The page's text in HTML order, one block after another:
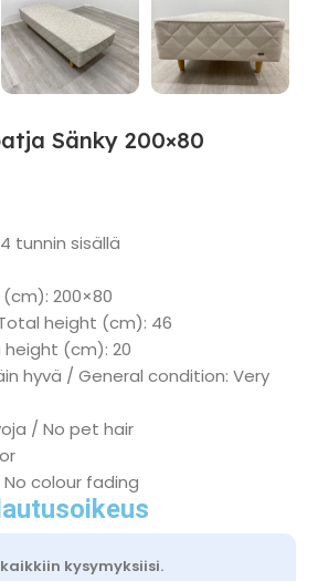
Sänky 200×80
tunnin sisällä
200×80
height (cm): 46
height (cm): 20
hyvä / General condition: Very
/ No pet hair
colour fading
kysymyksiisi.